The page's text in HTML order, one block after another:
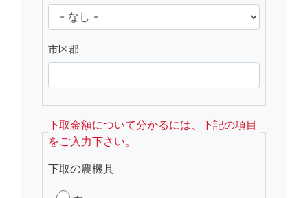
市区郡
下取金額について分かるには、下記の項目
をご入力下さい。
下取の農機具